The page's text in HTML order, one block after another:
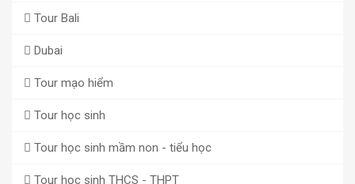
Tour Bali
Dubai
Tour mạo hiểm
Tour học sinh
Tour học sinh mầm non - tiểu học
Tour học sinh THCS - THPT